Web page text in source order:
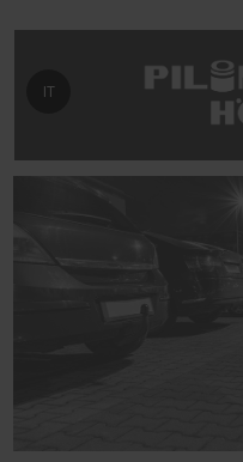
Seleziona la tua lingua
IT